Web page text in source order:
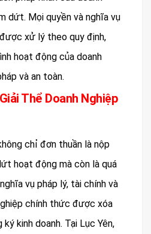
dứt. Mọi quyền và nghĩa vụ
xử lý theo quy định,
hoạt động của doanh
và an toàn.
Thể Doanh Nghiệp
chỉ đơn thuần là nộp
hoạt động mà còn là quá
vụ pháp lý, tài chính và
chính thức được xóa
kinh doanh. Tại Lục Yên,